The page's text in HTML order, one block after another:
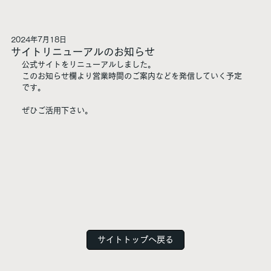
サイトトップへ戻る
サイトリニューアルのお知らせ
2024年7月18日
公式サイトをリニューアルしました。
このお知らせ欄より営業時間のご案内などを発信していく予定
です。
ぜひご活用下さい。